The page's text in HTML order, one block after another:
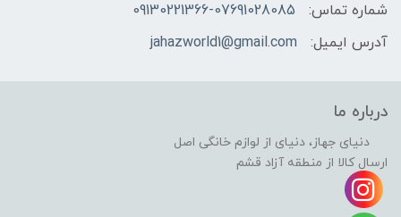
شماره تماس:
09130221366-07691028085
آدرس ایمیل:
jahazworld1@gmail.com
درباره ما
دنیای جهاز، دنیای از لوازم خانگی اصل
ارسال کالا از منطقه آزاد قشم